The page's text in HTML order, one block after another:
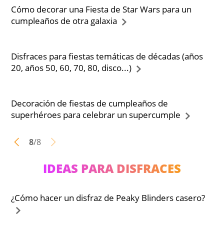
Cómo decorar una Fiesta de Star Wars para un
cumpleaños de otra galaxia
Disfraces para fiestas temáticas de décadas (años
20, años 50, 60, 70, 80, disco...)
Decoración de fiestas de cumpleaños de
superhéroes para celebrar un supercumple
8/8
IDEAS PARA DISFRACES
¿Cómo hacer un disfraz de Peaky Blinders casero?